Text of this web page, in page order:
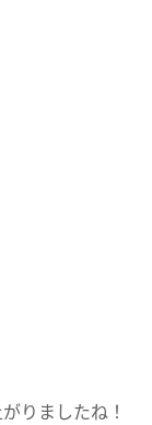
りましたね！